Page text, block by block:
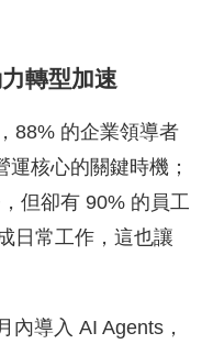
轉型加速
88% 的企業領導者
核心的關鍵時機；
但卻有 90% 的員工
日常工作，這也讓
內導入 AI Agents，